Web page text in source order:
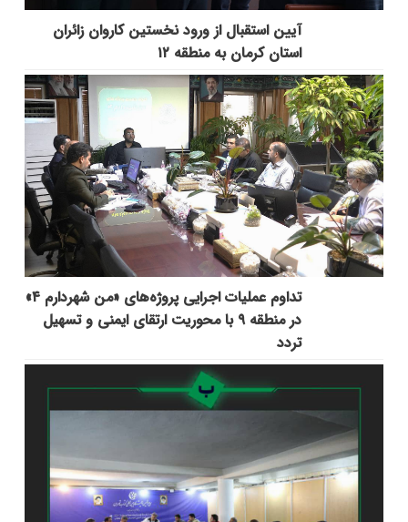
آیین استقبال از ورود نخستین کاروان زائران
استان کرمان به منطقه ۱۲
تداوم عملیات اجرایی پروژه‌های «من شهردارم ۴»
در منطقه ۹ با محوریت ارتقای ایمنی و تسهیل
تردد